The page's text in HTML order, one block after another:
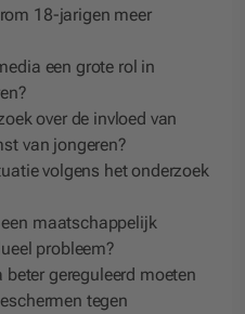
18-jarigen meer
een grote rol in
over de invloed van
van jongeren?
volgens het onderzoek
maatschappelijk
probleem?
gereguleerd moeten
tegen